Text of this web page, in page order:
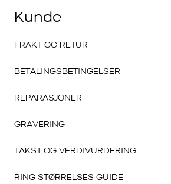
Kunde
FRAKT OG RETUR
BETALINGSBETINGELSER
REPARASJONER
GRAVERING
TAKST OG VERDIVURDERING
RING STØRRELSES GUIDE